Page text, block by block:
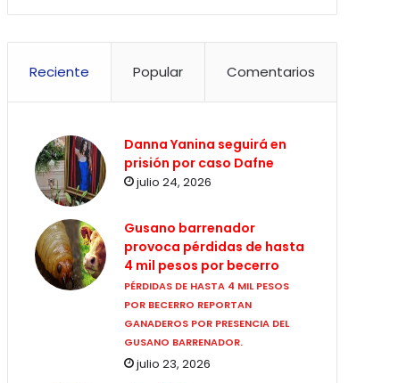
Reciente Popular Comentarios
Danna Yanina seguirá en
prisión por caso Dafne
julio 24, 2026
Gusano barrenador
provoca pérdidas de hasta
4 mil pesos por becerro
PÉRDIDAS DE HASTA 4 MIL PESOS
POR BECERRO REPORTAN
GANADEROS POR PRESENCIA DEL
GUSANO BARRENADOR.
julio 23, 2026